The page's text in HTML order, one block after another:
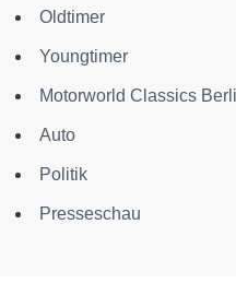
Oldtimer
Youngtimer
Motorworld Classics
Auto
Politik
Presseschau